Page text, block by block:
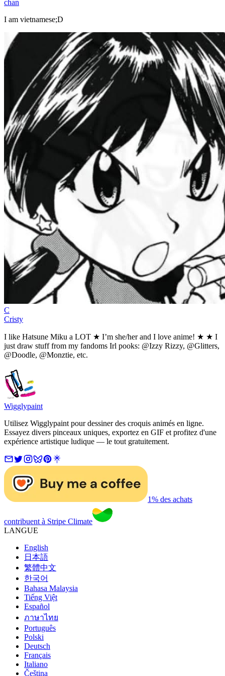
chan
I am vietnamese;D
C
Cristy
I like Hatsune Miku a LOT ★ I’m she/her and I love anime! ★ ★ I
just draw stuff from my fandoms Irl pooks: @Izzy Rizzy, @Glitters,
@Doodle, @Monztie, etc.
Wigglypaint
Utilisez Wigglypaint pour dessiner des croquis animés en ligne.
Essayez divers pinceaux uniques, exportez en GIF et profitez d'une
expérience artistique ludique — le tout gratuitement.
1% des achats
contribuent à Stripe Climate
LANGUE
English
日本語
繁體中文
한국어
Bahasa Malaysia
Tiếng Việt
Español
ภาษาไทย
Português
Polski
Deutsch
Français
Italiano
Čeština